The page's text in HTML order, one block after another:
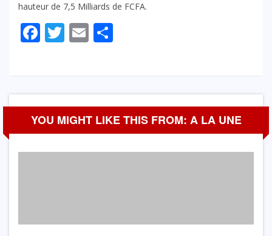
hauteur de 7,5 Milliards de FCFA.
Facebook
Twitter
Email
YOU MIGHT LIKE THIS FROM: A LA UNE